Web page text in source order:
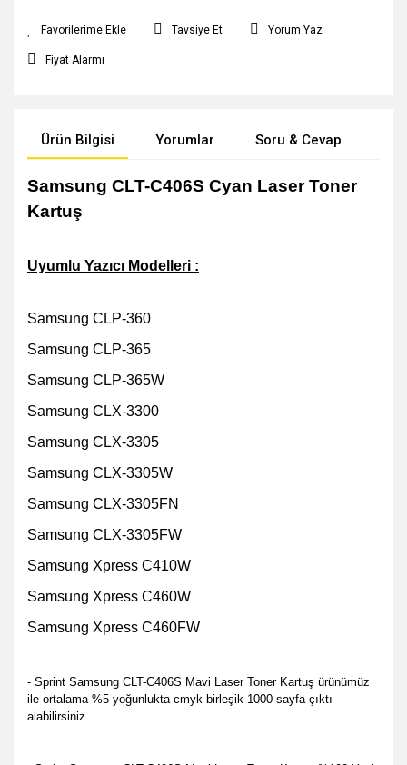
Tavsiye Et Yorum Yaz
Fiyat Alarmı
Ürün Bilgisi Yorumlar Soru & Cevap
Samsung CLT-C406S Cyan Laser Toner
Kartuş
Uyumlu Yazıcı Modelleri :
Samsung CLP-360
Samsung CLP-365
Samsung CLP-365W
Samsung CLX-3300
Samsung CLX-3305
Samsung CLX-3305W
Samsung CLX-3305FN
Samsung CLX-3305FW
Samsung Xpress C410W
Samsung Xpress C460W
Samsung Xpress C460FW
- Sprint Samsung CLT-C406S Mavi Laser Toner Kartuş ürünümüz
ile ortalama %5 yoğunlukta cmyk birleşik 1000 sayfa çıktı
alabilirsiniz